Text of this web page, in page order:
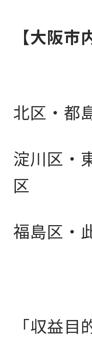
【大阪市
北区・都
淀川区・
区
福島区・
「収益